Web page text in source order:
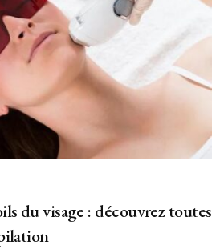
du visage : découvrez toutes